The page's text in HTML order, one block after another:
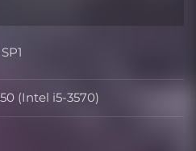
(Intel i5-3570)